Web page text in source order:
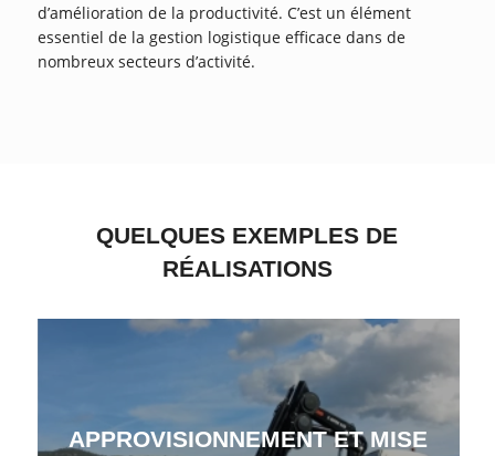
d’amélioration de la productivité. C’est un élément
essentiel de la gestion logistique efficace dans de
nombreux secteurs d’activité.
QUELQUES EXEMPLES DE
RÉALISATIONS
APPROVISIONNEMENT ET MISE